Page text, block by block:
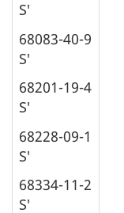
S′
68083-40-9
S′
68201-19-4
S′
68228-09-1
S′
68334-11-2
S′